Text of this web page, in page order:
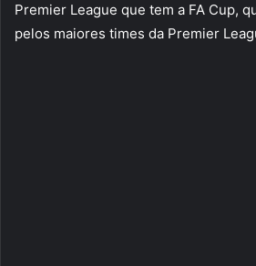
Premier League que tem a FA Cup,
pelos maiores times da Premier